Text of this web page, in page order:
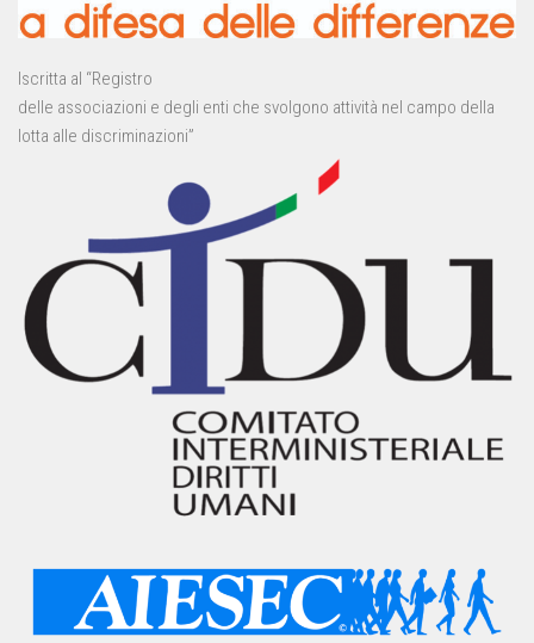
Iscritta al “Registro
delle associazioni e degli enti che svolgono attività nel campo della
lotta alle discriminazioni”